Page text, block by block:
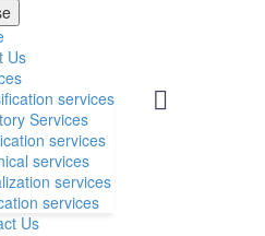
Us
services
Services
services
services
services
services
Us